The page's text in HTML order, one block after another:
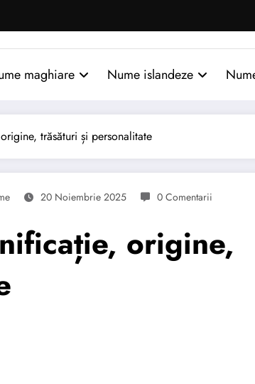
maghiare Nume islandeze
trăsături și personalitate
20 Noiembrie 2025 0 Comentarii
origine,